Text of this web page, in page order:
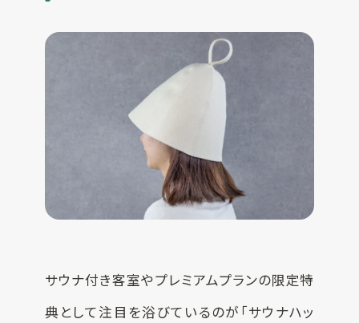
サウナ付き客室やプレミアムプランの限定特
典として注目を浴びているのが「サウナハッ